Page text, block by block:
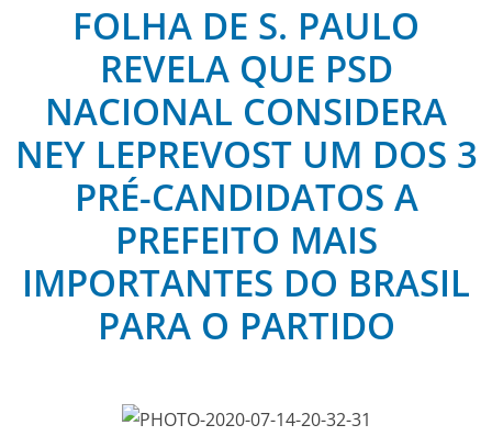
FOLHA DE S. PAULO
REVELA QUE PSD
NACIONAL CONSIDERA
NEY LEPREVOST UM DOS 3
PRÉ-CANDIDATOS A
PREFEITO MAIS
IMPORTANTES DO BRASIL
PARA O PARTIDO